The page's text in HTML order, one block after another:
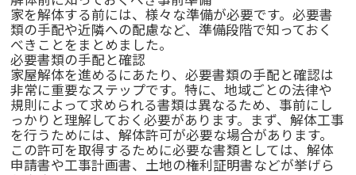
家を解体する前には、様々な準備が必要です。必要書
類の手配や近隣への配慮など、準備段階で知っておく
べきことをまとめました。
必要書類の手配と確認
家屋解体を進めるにあたり、必要書類の手配と確認は
非常に重要なステップです。特に、地域ごとの法律や
規則によって求められる書類は異なるため、事前にし
っかりと理解しておく必要があります。まず、解体工事
を行うためには、解体許可が必要な場合があります。
この許可を取得するために必要な書類としては、解体
申請書や工事計画書、土地の権利証明書などが挙げら